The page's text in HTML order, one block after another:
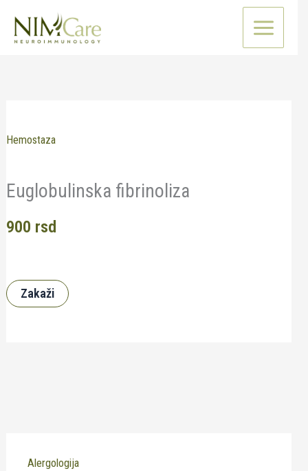
Hemostaza
Euglobulinska fibrinoliza
900 rsd
Zakaži
Alergologija